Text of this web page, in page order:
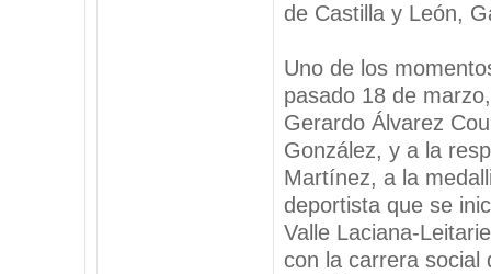
de Castilla y León,
Uno de los
pasado 18 de
Gerardo Álvarez
González, y a la
Martínez, a la
deportista que se
Valle Laciana-
con la carrera social